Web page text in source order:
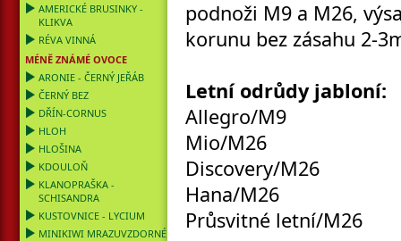
AMERICKÉ BRUSINKY -
KLIKVA
RÉVA VINNÁ
MÉNĚ ZNÁMÉ OVOCE
ARONIE - ČERNÝ JEŘÁB
ČERNÝ BEZ
DŘÍN-CORNUS
HLOH
HLOŠINA
KDOULOŇ
KLANOPRAŠKA -
SCHISANDRA
KUSTOVNICE - LYCIUM
MINIKIWI MRAZUVZDORNÉ
podnoži M9 a M26,
korunu bez zásahu 2-
Letní odrůdy jabloní:
Allegro/M9
Mio/M26
Discovery/M26
Hana/M26
Průsvitné letní/M26